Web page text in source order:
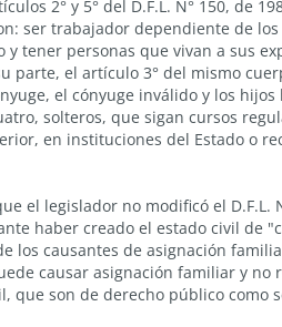
2° y 5° del D.F.L. N° 150, de
ser trabajador dependiente de
tener personas que vivan a sus
parte, el artículo 3° del mismo
el cónyuge inválido y los
solteros, que sigan cursos
en instituciones del Estado o
el legislador no modificó el D.F.L.
haber creado el estado civil de
los causantes de asignación
causar asignación familiar y
que son de derecho público como